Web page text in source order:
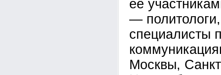
её
—
специалисты
Москвы,